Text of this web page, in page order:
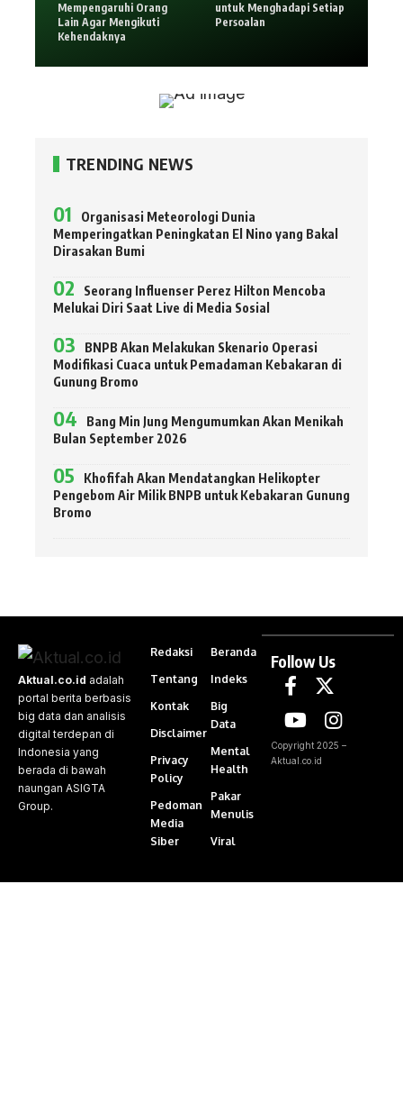
Mempengaruhi Orang
Lain Agar Mengikuti
Kehendaknya
untuk Menghadapi Setiap
Persoalan
TRENDING NEWS
Organisasi Meteorologi Dunia
Memperingatkan Peningkatan El Nino yang Bakal
Dirasakan Bumi
Seorang Influenser Perez Hilton Mencoba
Melukai Diri Saat Live di Media Sosial
BNPB Akan Melakukan Skenario Operasi
Modifikasi Cuaca untuk Pemadaman Kebakaran di
Gunung Bromo
Bang Min Jung Mengumumkan Akan Menikah
Bulan September 2026
Khofifah Akan Mendatangkan Helikopter
Pengebom Air Milik BNPB untuk Kebakaran Gunung
Bromo
Aktual.co.id adalah
portal berita berbasis
big data dan analisis
digital terdepan di
Indonesia yang
berada di bawah
naungan ASIGTA
Group.
Redaksi
Tentang
Kontak
Disclaimer
Privacy
Policy
Pedoman
Media
Siber
Beranda
Indeks
Big
Data
Mental
Health
Pakar
Menulis
Viral
Follow Us
Copyright 2025 –
Aktual.co.id